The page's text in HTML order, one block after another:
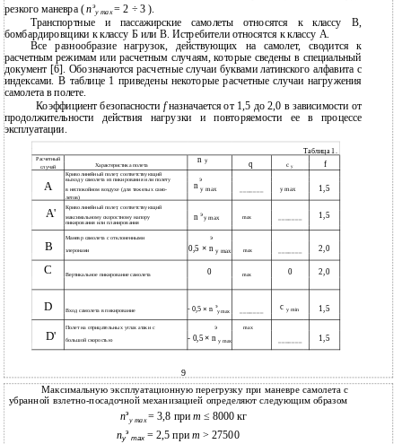
резкого маневра (nэ
y max= 2 ÷ 3 ).
Транспортные и пассажирские самолеты относятся к классу В,
бомбардировщики к классу Б или В. Истребители относятся к классу А.
Все разнообразие нагрузок, действующих на самолет, сводится к
расчетным режимам или расчетным случаям, которые сведены в специальный
документ [6]. Обозначаются расчетные случаи буквами латинского алфавита с
индексами. В таблице 1 приведены некоторые расчетные случаи нагружения
самолета в полете.
Коэффициент безопасности fназначается от 1,5 до 2,0 в зависимости от
продолжительности действия нагрузки и повторяемости ее в процессе
эксплуатации.
Таблица 1.
Расчетный
Характеристика полета
n y q c y f
случай
Криволинейный полет, соответствующий
А
выходу самолета из пикирования или полету э
в неспокойном воздухе (для тяжелых само- ny max y max 1,5
летов)
А' Криволинейный полет, соответствующий
nэ
y max
максимальному скоростному напору max 1,5
пикирования или планирования
В
Маневр самолета с отклоненными э
элеронами 0,5 × ny max max 2,0
C Вертикальное пикирование самолета 0 max 0 2,0
D Вход самолета в пикирование - 0,5 ×n э
y max
c y min 1,5
D'
Полет на отрицательных углах атаки с э max
большой скоростью - 0,5 × n y max 1,5
9
Максимальную эксплуатационную перегрузку при маневре самолета с
убранной взлетно-посадочной механизацией определяют следующим образом
nэ
y max= 3,8 приm≤ 8000 кг
ny
э
max = 2,5 приm > 27500